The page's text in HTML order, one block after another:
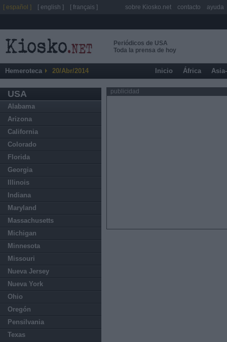
Periódicos de USA
Toda la prensa de hoy
Hemeroteca 20/Abr/2014 Inicio África
USA
Alabama
Arizona
California
Colorado
Florida
Georgia
Illinois
Indiana
Maryland
Massachusetts
Michigan
Minnesota
Missouri
Nueva Jersey
Nueva York
Ohio
Oregón
Pensilvania
Texas
publicidad
[ español ] [ english ] [ français ] sobre Kiosko.net contacto ayuda